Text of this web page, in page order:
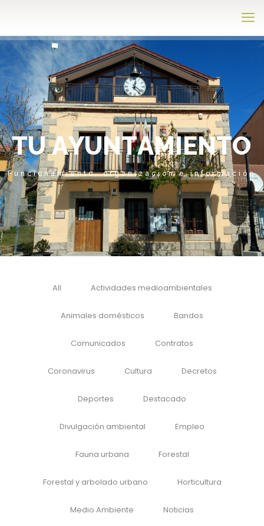
TU AYUNTAMIENTO
Funcionamiento, organización e información
All Actividades medioambientales
Animales domésticos Bandos
Comunicados Contratos
Coronavirus Cultura Decretos
Deportes Destacado
Divulgación ambiental Empleo
Fauna urbana Forestal
Forestal y arbolado urbano Horticultura
Medio Ambiente Noticias